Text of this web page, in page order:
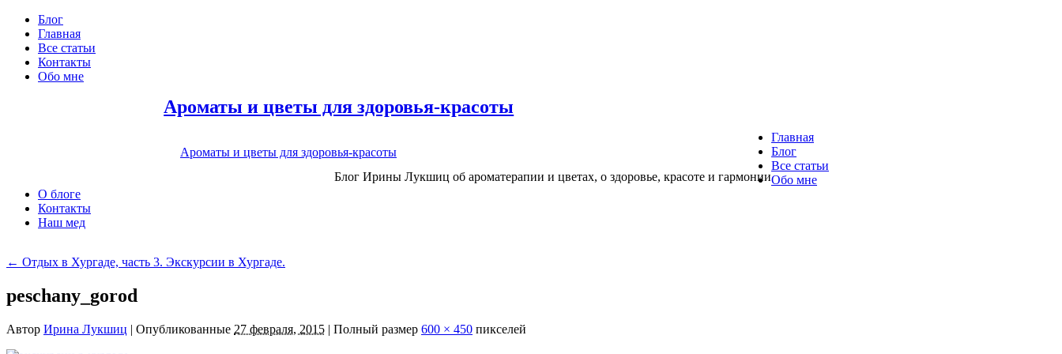
Блог
Главная
Все статьи
Контакты
Обо мне
Ароматы и цветы для здоровья-красоты
Ароматы и цветы для здоровья-красоты
Блог Ирины Лукшиц об ароматерапии и цветах, о здоровье, красоте и гармонии
Главная
Блог
Все статьи
Обо мне
О блоге
Контакты
Наш мед
← Отдых в Хургаде, часть 3. Экскурсии в Хургаде.
peschany_gorod
Автор Ирина Лукшиц | Опубликованные 27 февраля, 2015 | Полный размер 600 × 450 пикселей